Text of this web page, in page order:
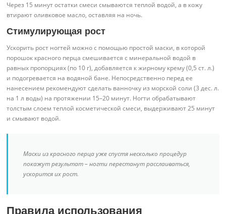
Через 15 минут остатки смеси смываются теплой водой, а в кожу
втирают оливковое масло, оставляя на ночь.
Стимулирующая рост
Ускорить рост ногтей можно с помощью простой маски, в которой
порошок красного перца смешивается с минеральной водой в
равных пропорциях (по 10 г), добавляется к жирному крему (0,5 ст. л.)
и подогревается на водяной бане. Непосредственно перед ее
нанесением рекомендуют сделать ванночку из морской соли (3 дес. л.
на 1 л воды) на протяжении 15–20 минут. Ногти обрабатывают
толстым слоем теплой косметической смеси, выдерживают 25 минут
и смывают водой.
Маски из красного перца уже спустя несколько процедур
покажут результат – ногти перестанут расслаиваться,
ускорится их рост.
Правила использования